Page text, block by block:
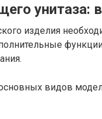
унитаза:
изделия
видов